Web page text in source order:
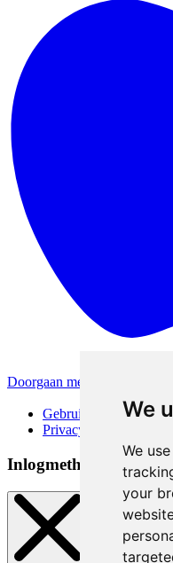
We
We
your
Doorgaan met Apple
Gebruiksvoorwaarden
Privacybeleid
Inlogmethoden